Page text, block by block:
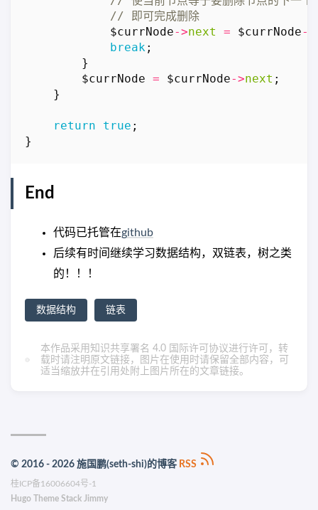
$currNode->next = $currNode->
break ;
}
$currNode = $currNode->next ;
}
return true ;
}
End
代码已托管在github
后续有时间继续学习数据结构，双链表，树之类
的！！！
数据结构 链表
本作品采用知识共享署名 4.0 国际许可协议 进行许可，转
载时请注明原文链接，图片在使用时请保留全部内容，可
适当缩放并在引用处附上图片所在的文章链接。
© 2016 - 2026 施国鹏(seth-shi)的博客 RSS
桂ICP备16006604号-1
Hugo Theme Stack Jimmy